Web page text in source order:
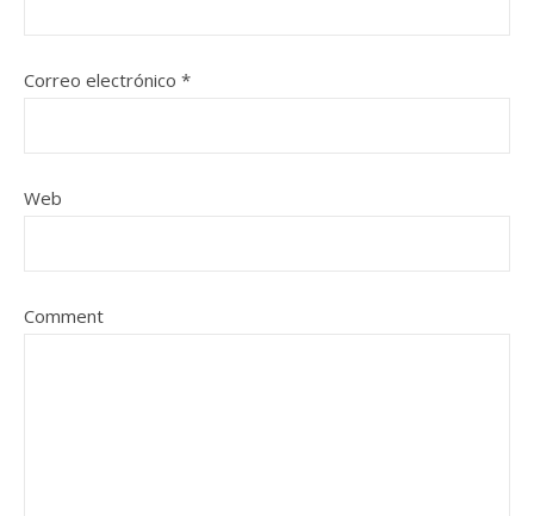
Correo electrónico *
Web
Comment